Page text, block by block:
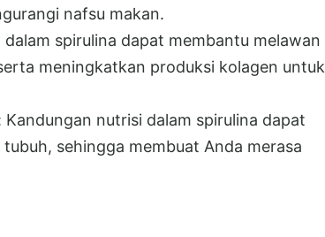
nafsu makan.
spirulina dapat membantu melawan
meningkatkan produksi kolagen untuk
nutrisi dalam spirulina dapat
sehingga membuat Anda merasa